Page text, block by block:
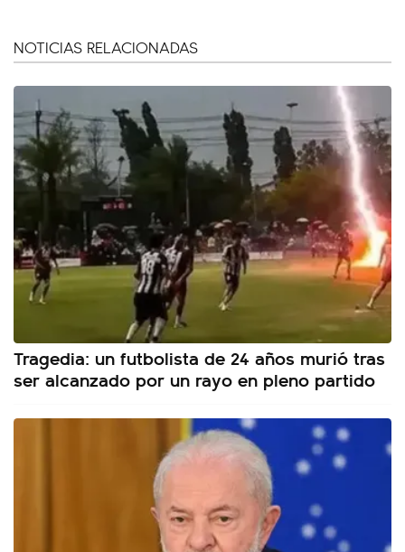
NOTICIAS RELACIONADAS
Tragedia: un futbolista de 24 años murió tras
ser alcanzado por un rayo en pleno partido